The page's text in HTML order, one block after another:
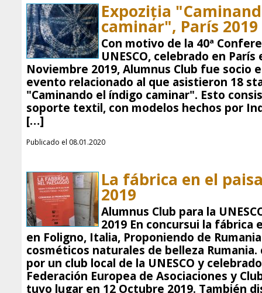
Expoziția
caminar", París 2019
Con motivo de la 40ª
UNESCO, celebrado en
Noviembre 2019, Alumnus Club fue socio
evento relacionado al que asistieron 18
"Caminando el índigo caminar". Esto
soporte textil, con modelos hechos por
[…]
Publicado el 08.01.2020
La fábrica en el
2019
Alumnus Club para la
2019 En concursui la fábrica
en Foligno, Italia, Proponiendo de
cosméticos naturales de belleza
por un club local de la UNESCO y
Federación Europea de Asociaciones y
tuvo lugar en 12 Octubre 2019. También